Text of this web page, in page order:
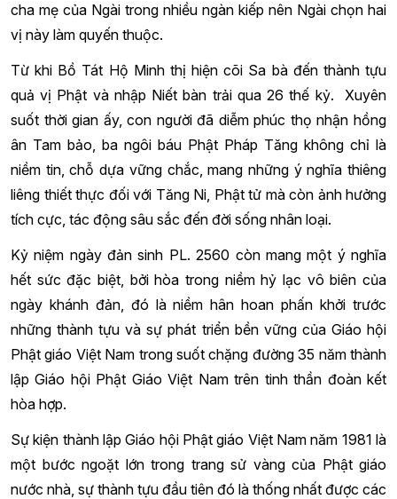
cha mẹ của Ngài trong nhiều ngàn kiếp nên Ngài chọn hai
vị này làm quyến thuộc.
Từ khi Bồ Tát Hộ Minh thị hiện cõi Sa bà đến thành tựu
quả vị Phật và nhập Niết bàn trải qua 26 thế kỷ. Xuyên
suốt thời gian ấy, con người đã diễm phúc thọ nhận hồng
ân Tam bảo, ba ngôi báu Phật Pháp Tăng không chỉ là
niềm tin, chỗ dựa vững chắc, mang những ý nghĩa thiêng
liêng thiết thực đối với Tăng Ni, Phật tử mà còn ảnh hưởng
tích cực, tác động sâu sắc đến đời sống nhân loại.
Kỷ niệm ngày đản sinh PL. 2560 còn mang một ý nghĩa
hết sức đặc biệt, bởi hòa trong niềm hỷ lạc vô biên của
ngày khánh đản, đó là niềm hân hoan phấn khởi trước
những thành tựu và sự phát triển bền vững của Giáo hội
Phật giáo Việt Nam trong suốt chặng đường 35 năm thành
lập Giáo hội Phật Giáo Việt Nam trên tinh thần đoàn kết
hòa hợp.
Sự kiện thành lập Giáo hội Phật giáo Việt Nam năm 1981 là
một bước ngoặt lớn trong trang sử vàng của Phật giáo
nước nhà, sự thành tựu đầu tiên đó là thống nhất được các